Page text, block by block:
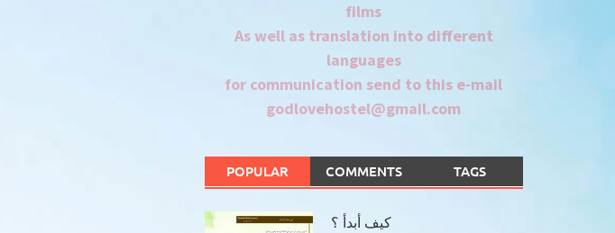
films
As well as translation into different
languages
for communication send to this e-mail
godlovehostel@gmail.com
POPULAR COMMENTS TAGS
كيف أبدأ ؟